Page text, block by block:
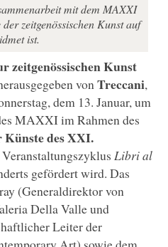
mit dem MAXXI
zeitgenössischen Kunst auf
ist.
zeitgenössischen Kunst
von Treccani,
dem 13. Januar, um
MAXXI im Rahmen des
des XXI.
Libri al
gefördert wird. Das
(Generaldirektor von
Della Valle und
Leiter der